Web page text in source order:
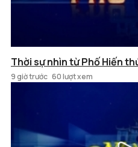
Thời sự nhìn từ Phố Hiến
9 giờ trước 60 lượt xem